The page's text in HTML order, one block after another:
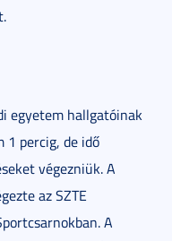
egyetem hallgatóinak
percig, de idő
végezniük. A
az SZTE
A